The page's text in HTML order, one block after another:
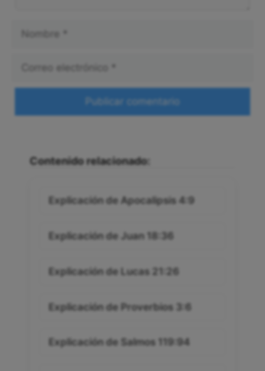
Contenido relacionado:
Explicación de Apocalipsis 4:9
Explicación de Juan 18:36
Explicación de Lucas 21:26
Explicación de Proverbios 3:6
Explicación de Salmos 119:94